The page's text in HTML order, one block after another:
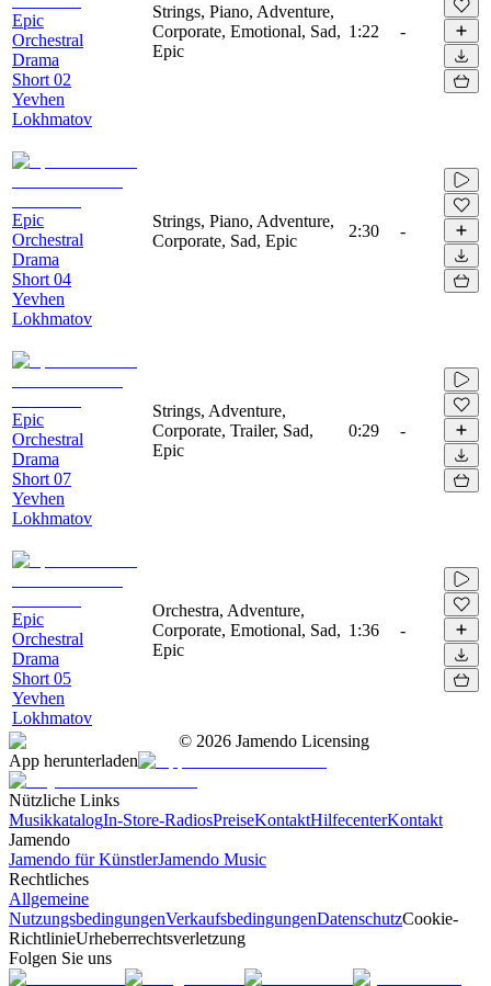
Epic
Orchestral
Drama
Short 02
Yevhen
Lokhmatov
Strings, Piano, Adventure,
Corporate, Emotional, Sad,
Epic
1:22 -
Epic
Orchestral
Drama
Short 04
Yevhen
Lokhmatov
Strings, Piano, Adventure,
Corporate, Sad, Epic
2:30 -
Epic
Orchestral
Drama
Short 07
Yevhen
Lokhmatov
Strings, Adventure,
Corporate, Trailer, Sad,
Epic
0:29 -
Epic
Orchestral
Drama
Short 05
Yevhen
Lokhmatov
Orchestra, Adventure,
Corporate, Emotional, Sad,
Epic
1:36 -
© 2026 Jamendo Licensing
App herunterladen
Nützliche Links
MusikkatalogIn-Store-RadiosPreiseKontaktHilfecenterKontakt
Jamendo
Jamendo für KünstlerJamendo Music
Rechtliches
Allgemeine
NutzungsbedingungenVerkaufsbedingungenDatenschutzCookie-
RichtlinieUrheberrechtsverletzung
Folgen Sie uns